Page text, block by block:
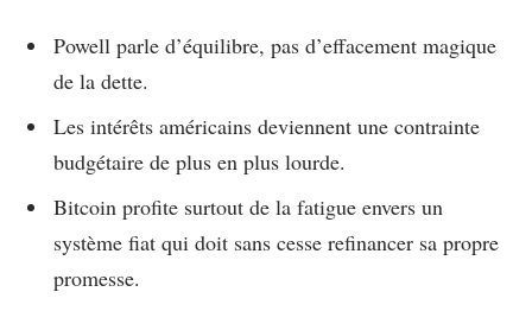
Powell parle d’équilibre, pas d’effacement magique
de la dette.
Les intérêts américains deviennent une contrainte
budgétaire de plus en plus lourde.
Bitcoin profite surtout de la fatigue envers un
système fiat qui doit sans cesse refinancer sa propre
promesse.